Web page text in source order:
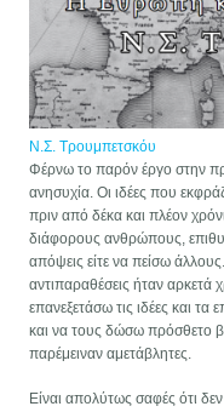
Ν.Σ. Τρουμπετσκόυ
Φέρνω το παρόν έργο στην
ανησυχία. Οι ιδέες που
πριν από δέκα και πλέον
διάφορους ανθρώπους,
απόψεις είτε να πείσω
αντιπαραθέσεις ήταν αρκετά
επανεξετάσω τις ιδέες και τα
και να τους δώσω πρόσθετο
παρέμειναν αμετάβλητες.
Είναι απολύτως σαφές ότι